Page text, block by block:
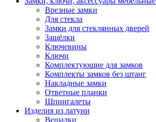
Врезные замки
Для стекла
Замки для стеклянных дверей
Защёлки
Ключевины
Ключи
Комплектующие для замков
Комплекты замков без штанг
Накладные замки
Ответные планки
Шпингалеты
Изделия из латуни
Вешалки